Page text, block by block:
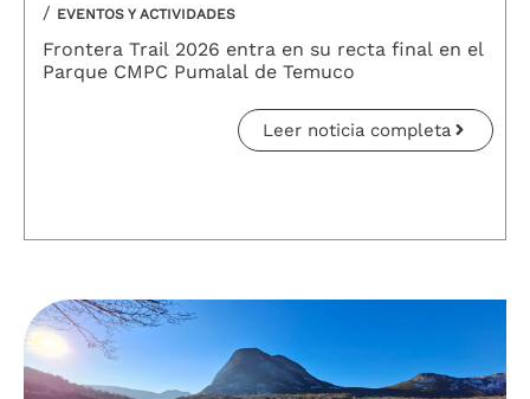
/ EVENTOS Y ACTIVIDADES
Frontera Trail 2026 entra en su recta final en el
Parque CMPC Pumalal de Temuco
Leer noticia completa